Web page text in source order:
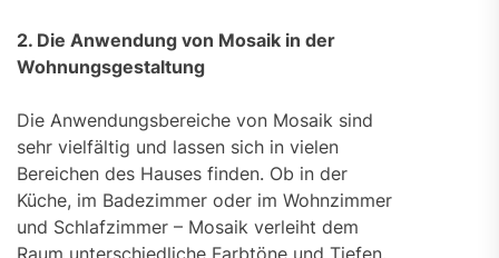
2. Die Anwendung von Mosaik in der
Wohnungsgestaltung
Die Anwendungsbereiche von Mosaik sind
sehr vielfältig und lassen sich in vielen
Bereichen des Hauses finden. Ob in der
Küche, im Badezimmer oder im Wohnzimmer
und Schlafzimmer – Mosaik verleiht dem